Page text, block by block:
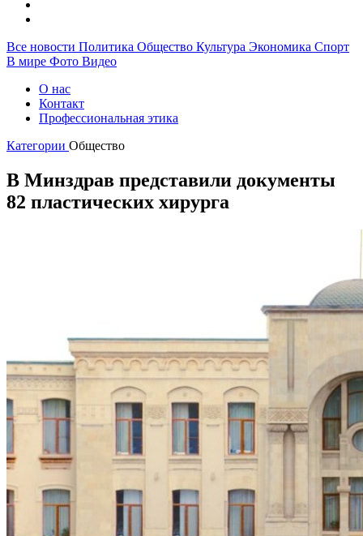
Все новости Политика Общество Культура Экономика Спорт
В мире Фото Видео
О нас
Контакт
Профессиональная этика
Категории Общество
В Минздрав представили документы
82 пластических хирурга